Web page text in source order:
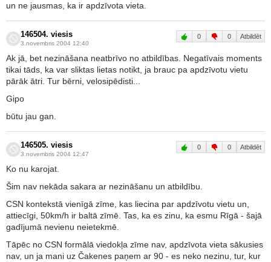
un ne jausmas, ka ir apdzīvota vieta.
146504. viesis
3.novembris 2004 12:40
0 0 Atbildēt
Ak jā, bet nezināšana neatbrīvo no atbildības. Negatīvais moments
tikai tāds, ka var sliktas lietas notikt, ja brauc pa apdzīvotu vietu
pārāk ātri. Tur bērni, velosipēdisti...
Gipo
būtu jau gan.
146505. viesis
3.novembris 2004 12:47
0 0 Atbildēt
Ko nu karojat.
Šim nav nekāda sakara ar nezināšanu un atbildību.
CSN kontekstā vienīgā zīme, kas liecina par apdzīvotu vietu un,
attiecīgi, 50km/h ir baltā zīmē. Tas, ka es zinu, ka esmu Rīgā - šajā
gadījumā nevienu neietekmē.
Tāpēc no CSN formālā viedokļa zīme nav, apdzīvota vieta sākusies
nav, un ja mani uz Čakenes paņem ar 90 - es neko nezinu, tur, kur